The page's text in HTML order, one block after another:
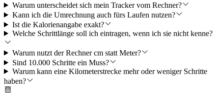
Warum unterscheidet sich mein Tracker vom Rechner?
Kann ich die Umrechnung auch fürs Laufen nutzen?
Ist die Kalorienangabe exakt?
Welche Schrittlänge soll ich eintragen, wenn ich sie nicht kenne?
Warum nutzt der Rechner cm statt Meter?
Sind 10.000 Schritte ein Muss?
Warum kann eine Kilometerstrecke mehr oder weniger Schritte
haben?